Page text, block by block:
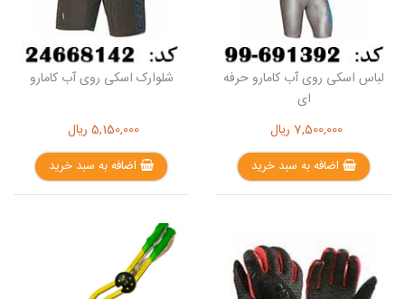
لباس اسکی روی آب کامارو حرفه
ای
7,500,000 ریال
اضافه به سبد خرید
شلوارک اسکی روی آب کامارو
5,150,000 ریال
اضافه به سبد خرید